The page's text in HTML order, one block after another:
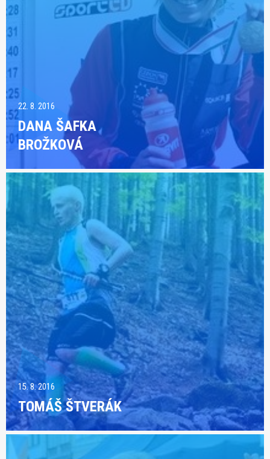
22. 8. 2016
DANA ŠAFKA
BROŽKOVÁ
15. 8. 2016
TOMÁŠ ŠTVERÁK